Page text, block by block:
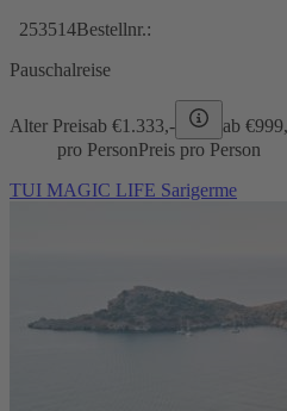
253514Bestellnr.:
Pauschalreise
Alter Preisab €1.333,- ab €
pro PersonPreis pro Person
TUI MAGIC LIFE Sarigerme